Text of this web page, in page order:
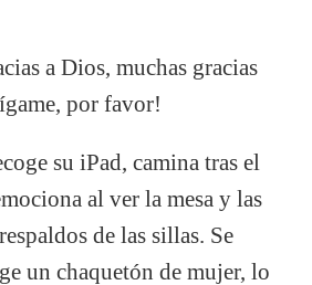
a Dios, muchas gracias
por favor!
su iPad, camina tras el
al ver la mesa y las
de las sillas. Se
un chaquetón de mujer, lo